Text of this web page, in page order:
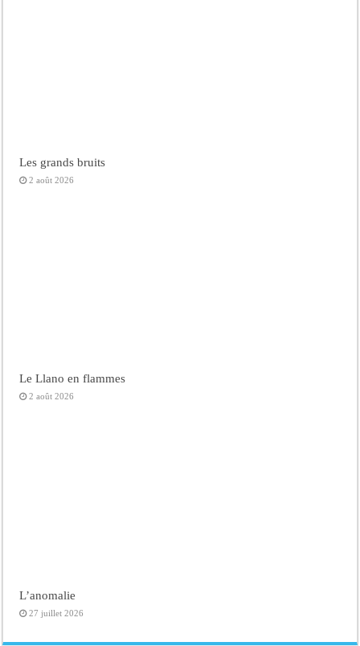
Les grands bruits
2 août 2026
Le Llano en flammes
2 août 2026
L’anomalie
27 juillet 2026